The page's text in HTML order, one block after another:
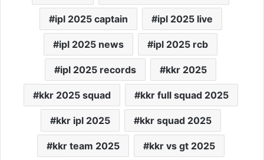
ipl 2025 captain ipl 2025 live
ipl 2025 news ipl 2025 rcb
ipl 2025 records kkr 2025
kkr 2025 squad kkr full squad 2025
kkr ipl 2025 kkr squad 2025
kkr team 2025 kkr vs gt 2025